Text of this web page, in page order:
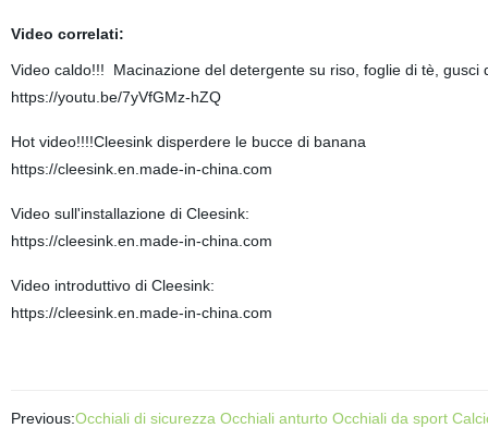
Video correlati:
Video caldo!!! Macinazione del detergente su riso, foglie di tè, gusci
https://youtu.be/7yVfGMz-hZQ
Hot video!!!!Cleesink disperdere le bucce di banana
https://cleesink.en.made-in-china.com
Video sull'installazione di
https://cleesink.en.made-in-china.com
Video introduttivo di Cleesink:
https://cleesink.en.made-in-china.com
Previous:Occhiali di sicurezza Occhiali anturto Occhiali da sport